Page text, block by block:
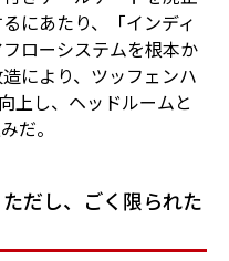
にあたり、「インディ
ローシステムを根本か
により、ツッフェンハ
上し、ヘッドルームと
だ。
だし、ごく限られた